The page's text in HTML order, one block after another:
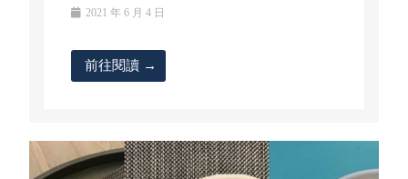
2021 年 6 月 4 日
前往閱讀 →